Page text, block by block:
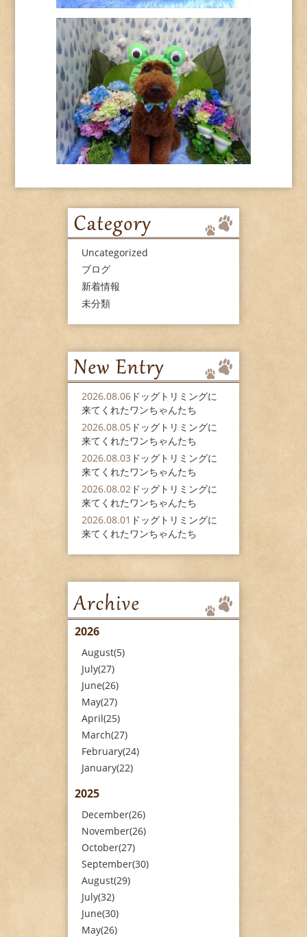
Uncategorized
ブログ
新着情報
未分類
2026.08.06 ドッグトリミングに
来てくれたワンちゃんたち
2026.08.05 ドッグトリミングに
来てくれたワンちゃんたち
2026.08.03 ドッグトリミングに
来てくれたワンちゃんたち
2026.08.02 ドッグトリミングに
来てくれたワンちゃんたち
2026.08.01 ドッグトリミングに
来てくれたワンちゃんたち
2026
August(5)
July(27)
June(26)
May(27)
April(25)
March(27)
February(24)
January(22)
2025
December(26)
November(26)
October(27)
September(30)
August(29)
July(32)
June(30)
May(26)